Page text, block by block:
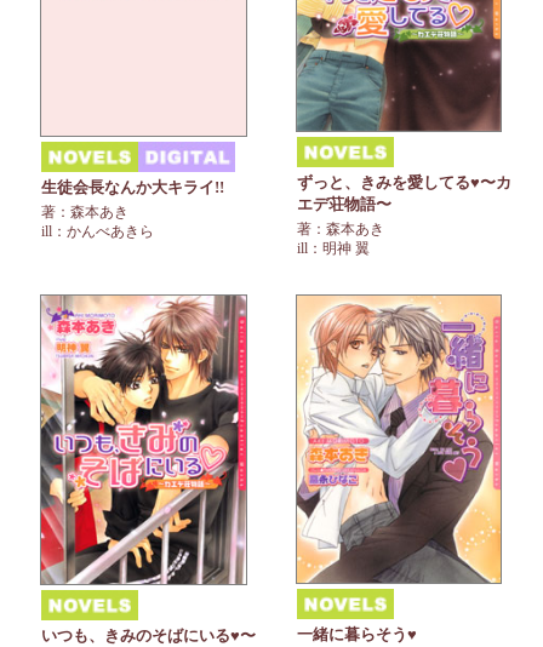
生徒会長なんか大キライ!!
著：森本あき
ill：かんべあきら
ずっと、きみを愛してる♥〜カ
エデ荘物語〜
著：森本あき
ill：明神 翼
いつも、きみのそばにいる♥〜
一緒に暮らそう♥